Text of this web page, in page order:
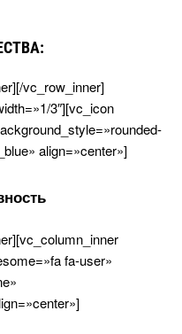
vc_row_inner]
3″][vc_icon
align=»center»]
fa-user»